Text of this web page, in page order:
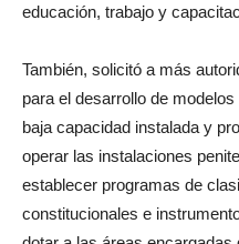
educación, trabajo y
También, solicitó a más
para el desarrollo de
baja capacidad instalada y
operar las instalaciones
establecer programas de
constitucionales e